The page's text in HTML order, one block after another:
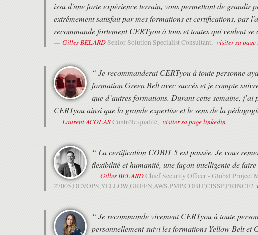
issu d'une forte expérience terrain, vous permettant de grandir
extrêmement satisfait par mes formations et certifications, par
recommande fortement CERTyou à tous et toutes qui veulent
Gilles BELARDSenior Solution Specialist Consultant, visiter sa
“ Je recommanderai CERTyou à toute personne
formation Green Belt avec succès et je compte
que d’autres formations. Durant cette semaine,
CERTyou ainsi que la grande expertise et le sens de la
Laurent ACOLASContrôle qualité, visiter sa page linkedin
“ La certification COBIT 5 est passée. Je vous
flexibilité et humanité, une façon intelligente de faire
Gilles BELARDChief Security Officer - Global Project
27005,DEVOPS,YELLOW,GREEN,AWS,PMP,COBIT,CISSP,PRINCE2
“ Je recommande vivement CERTyou à toute
personnellement suivi les formations Yellow Belt et